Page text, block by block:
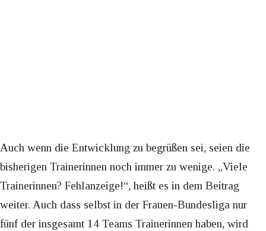
Auch wenn die Entwicklung zu begrüßen sei, seien die
bisherigen Trainerinnen noch immer zu wenige. „Viele
Trainerinnen? Fehlanzeige!“, heißt es in dem Beitrag
weiter. Auch dass selbst in der Frauen-Bundesliga nur
fünf der insgesamt 14 Teams Trainerinnen haben, wird